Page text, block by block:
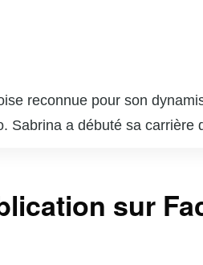
reconnue pour son
Sabrina a débuté sa
En dehors de son
pour sensibiliser le
sur